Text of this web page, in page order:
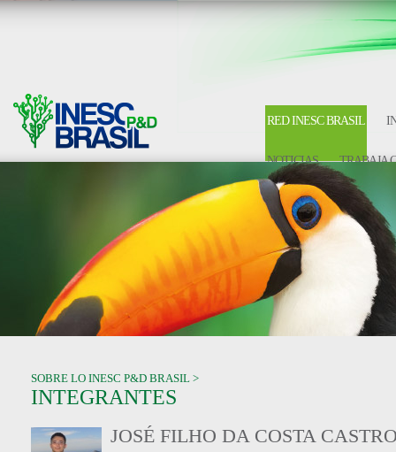
RED INESC BRASIL
NOTICIAS TRABAJA
SOBRE LO INESC P&D BRASIL >
INTEGRANTES
JOSÉ FILHO DA COSTA